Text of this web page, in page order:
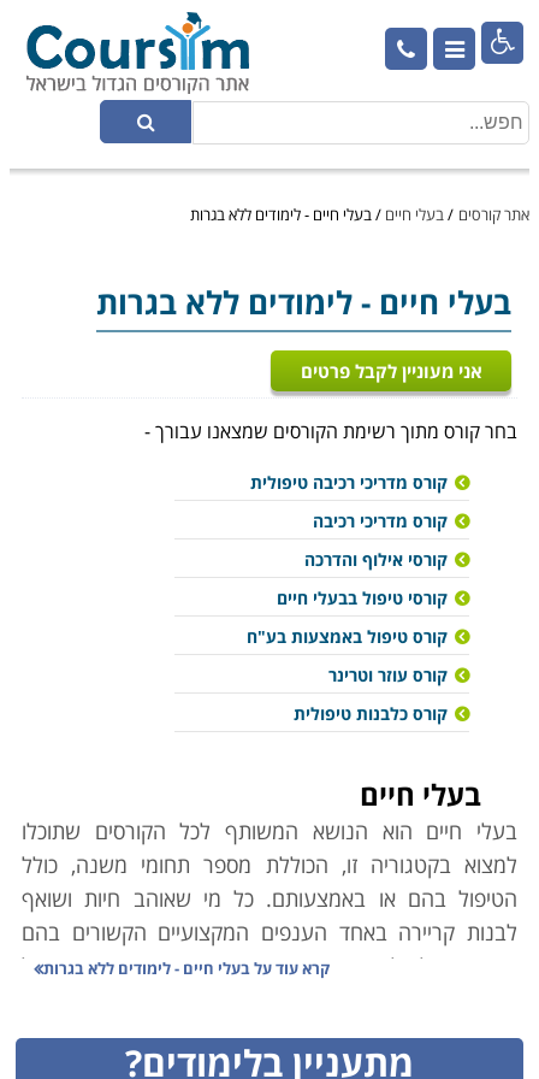

אתר קורסים /בעלי חיים /בעלי חיים - לימודים ללא בגרות
בעלי חיים - לימודים ללא בגרות
אני מעוניין לקבל פרטים
בחר קורס מתוך רשימת הקורסים שמצאנו עבורך -
קורס מדריכי רכיבה טיפולית
קורס מדריכי רכיבה
קורסי אילוף והדרכה
קורסי טיפול בבעלי חיים
קורס טיפול באמצעות בע"ח
קורס עוזר וטרינר
קורס כלבנות טיפולית
בעלי חיים
בעלי חיים הוא הנושא המשותף לכל הקורסים שתוכלו
למצוא בקטגוריה זו, הכוללת מספר תחומי משנה, כולל
הטיפול בהם או באמצעותם. כל מי שאוהב חיות ושואף
לבנות קריירה באחד הענפים המקצועיים הקשורים בהם
בוודאי יוכל למצוא בין האפשרויות הבאות שפע של
תעסוקתית במקצוע הקרוב לליבו. בין העמודים הבאים תוכלו
למצוא את התחומים האלו:
קרא עוד עלבעלי חיים - לימודים ללא בגרות
מתעניין בלימודים?